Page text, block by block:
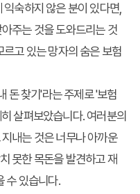
숙하지 않은 분이 있다면,
주는 것을 도와드리는 것
고 있는 망자의 숨은 보험
돈 찾기'라는 주제로 '보험
살펴보았습니다. 여러분의
내는 것은 너무나 아까운
못한 목돈을 발견하고 재
수 있습니다.